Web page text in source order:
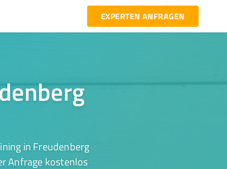
EXPERTEN ANFRAGEN
in Freudenberg
Anfrage kostenlos